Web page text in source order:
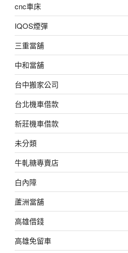
cnc車床
IQOS煙彈
三重當舖
中和當舖
台中搬家公司
台北機車借款
新莊機車借款
未分類
牛軋糖專賣店
白內障
蘆洲當舖
高雄借錢
高雄免留車